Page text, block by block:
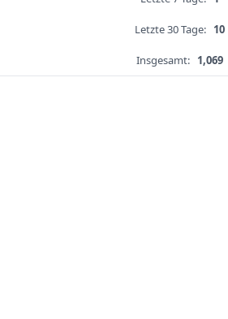
Letzte 30 Tage: 10
Insgesamt: 1,069